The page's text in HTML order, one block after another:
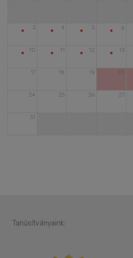
3
• 4
• 5
• 6
•
10
• 11
• 12
• 13
•
17 18 19 20
24 25 26 27
31
Tanúsítványaink: